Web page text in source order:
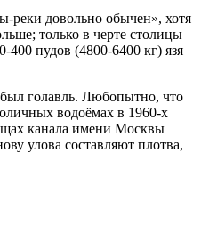
реки довольно обычен», хотя
только в черте столицы
400 пудов (4800-6400 кг) язя
голавль. Любопытно, что
водоёмах в 1960-х
канала имени Москвы
улова составляют плотва,